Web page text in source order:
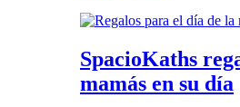
SpacioKaths
mamás en su día